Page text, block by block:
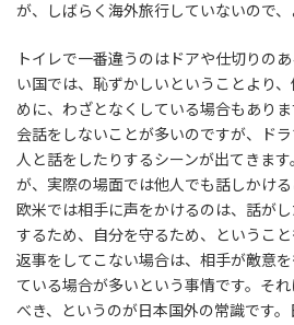
が、しばらく海外旅行していないので、
トイレで一番違うのはドアや仕切りの
い国では、恥ずかしいということより
めに、わざとなくしている場合もあり
会話をしないことが多いのですが、ド
人と話をしたりするシーンが出てきま
が、実際の場面では他人でも話しかける
欧米では相手に声をかけるのは、話が
するため、自分を守るため、というこ
返事をしてこない場合は、相手が敵意
ている場合が多いという事情です。そ
べき、というのが日本国外の常識です